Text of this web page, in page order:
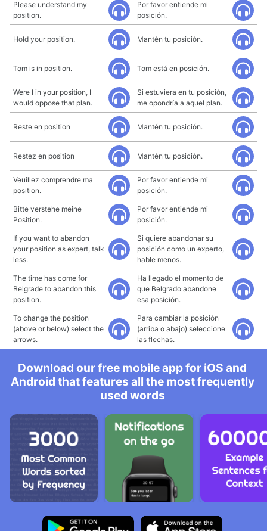
Please understand my
position.
Por favor entiende mi
posición.
Hold your position. Mantén tu posición.
Tom is in position. Tom está en posición.
Were I in your position, I
would oppose that plan.
Si estuviera en tu posición,
me opondría a aquel plan.
Reste en position Mantén tu posición.
Restez en position Mantén tu posición.
Veuillez comprendre ma
position.
Por favor entiende mi
posición.
Bitte verstehe meine
Position.
Por favor entiende mi
posición.
If you want to abandon
your position as expert, talk
less.
Si quiere abandonar su
posición como un experto,
hable menos.
The time has come for
Belgrade to abandon this
position.
Ha llegado el momento de
que Belgrado abandone
esa posición.
To change the position
(above or below) select the
arrows.
Para cambiar la posición
(arriba o abajo) seleccione
las flechas.
Download our free mobile app for iOS and
Android that features all the most frequently
used words